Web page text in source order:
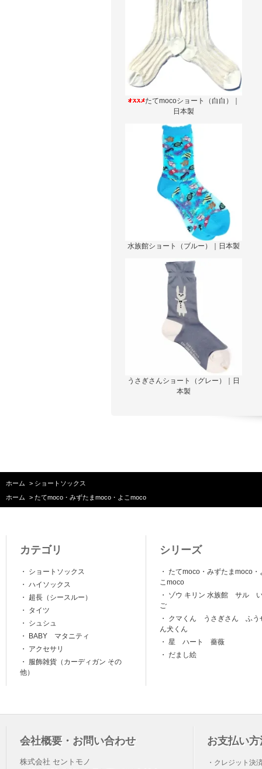
たてmocoショート（白白）｜
日本製
水族館ショート（ブルー）｜日本製
うさぎさんショート（グレー）｜日
本製
ホーム > ショートソックス
ホーム
> たてmoco・みずたまmoco・よこmoco
カテゴリ
・
ショートソックス
・ ハイソックス
・
超長（シースルー）
・
タイツ
・
シュシュ
・
BABY マタニティ
・
アクセサリ
・
服飾雑貨（カーディガン その
他）
シリーズ
・ たてmoco・みずたまmoco・
こmoco
・
ゾウ キリン 水族館 サル
ご
・
クマくん うさぎさん ふう
ん犬くん
・ 星 ハート 薔薇
・ だまし絵
会社概要・お問い合わせ
株式会社 セントモノ
お支払い方
・クレジット決